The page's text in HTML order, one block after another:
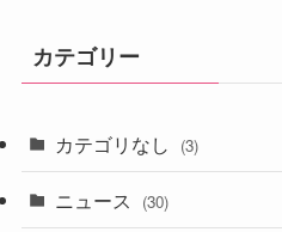
カテゴリー
カテゴリなし (3)
ニュース (30)